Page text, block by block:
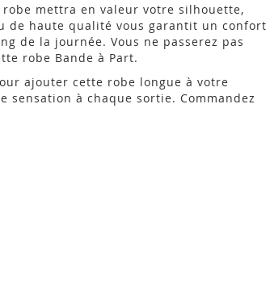
robe mettra en valeur votre silhouette,
de haute qualité vous garantit un confort
de la journée. Vous ne passerez pas
robe Bande à Part.
ajouter cette robe longue à votre
sensation à chaque sortie. Commandez